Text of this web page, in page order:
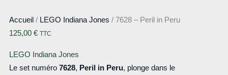
Accueil / LEGO Indiana Jones / 7628 – Peril in Peru
125,00 € TTC
LEGO Indiana Jones
Le set numéro 7628, Peril in Peru, plonge dans le